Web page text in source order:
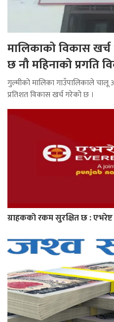
मालिकाको विकास खर्च
छ नौ महिनाको प्रगति
गुल्मीको मालिका गाउँपालिकाले
प्रतिशत विकास खर्च गरेको छ ।
ग्राहकको रकम सुरक्षित छ :